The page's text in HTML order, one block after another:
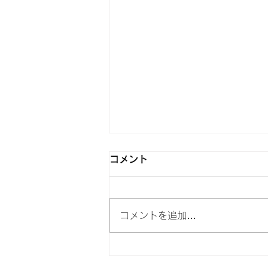
6月5日 Switch2発売
レンジャーです。 Switch2が6月
5日に発売されました。 皆さま
コメント
コメントを追加…